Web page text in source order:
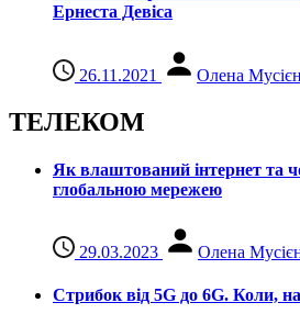
Ернеста Девіса
26.11.2021 Олена
ТЕЛЕКОМ
Як влаштований інтернет та
глобальною мережею
29.03.2023 Олена
Стрибок від 5G до 6G. Коли,